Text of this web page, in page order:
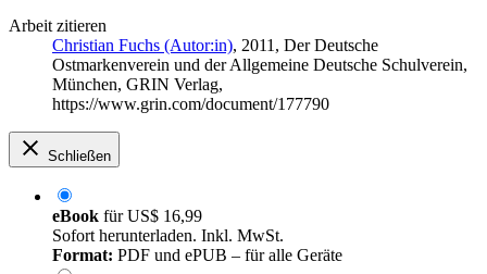
Arbeit zitieren
Christian Fuchs (Autor:in), 2011, Der Deutsche
Ostmarkenverein und der Allgemeine Deutsche Schulverein,
München, GRIN Verlag,
https://www.grin.com/document/177790
Schließen
eBook fürUS$ 16,99
Sofort herunterladen. Inkl. MwSt.
Format: PDF und ePUB – für alle Geräte